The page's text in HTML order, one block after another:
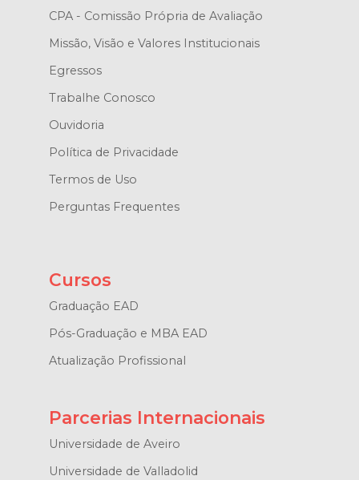
CPA - Comissão Própria de Avaliação
Missão, Visão e Valores Institucionais
Egressos
Trabalhe Conosco
Ouvidoria
Política de Privacidade
Termos de Uso
Perguntas Frequentes
Cursos
Graduação EAD
Pós-Graduação e MBA EAD
Atualização Profissional
Parcerias Internacionais
Universidade de Aveiro
Universidade de Valladolid